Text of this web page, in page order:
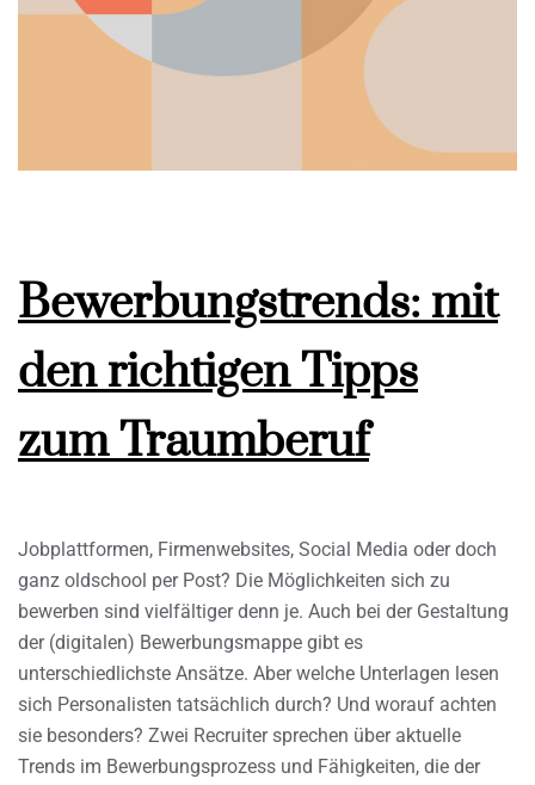
Bewerbungstrends: mit
den richtigen Tipps
zum Traumberuf
Jobplattformen, Firmenwebsites, Social Media oder doch
ganz oldschool per Post? Die Möglichkeiten sich zu
bewerben sind vielfältiger denn je. Auch bei der Gestaltung
der (digitalen) Bewerbungsmappe gibt es
unterschiedlichste Ansätze. Aber welche Unterlagen lesen
sich Personalisten tatsächlich durch? Und worauf achten
sie besonders? Zwei Recruiter sprechen über aktuelle
Trends im Bewerbungsprozess und Fähigkeiten, die der